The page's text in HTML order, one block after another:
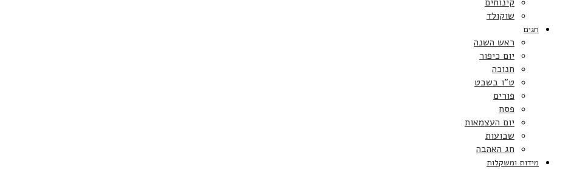
שוקולד
חגים
ראש השנה
יום כיפור
חנוכה
ט”ו בשבט
פורים
פסח
יום העצמאות
שבועות
חג האהבה
מידות ומשקלות